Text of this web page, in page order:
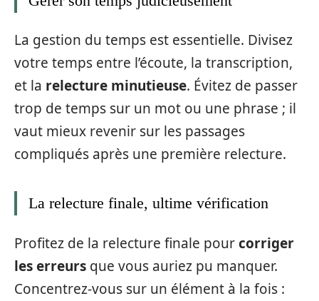
La gestion du temps est essentielle. Divisez
votre temps entre l’écoute, la transcription,
et la relecture minutieuse. Évitez de passer
trop de temps sur un mot ou une phrase ; il
vaut mieux revenir sur les passages
compliqués après une première relecture.
La relecture finale, ultime vérification
Profitez de la relecture finale pourcorriger
les erreurs que vous auriez pu manquer.
Concentrez-vous sur un élément à la fois :